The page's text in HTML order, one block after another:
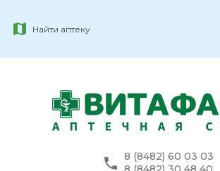
Найти аптеку
8 (8482) 60 03 03